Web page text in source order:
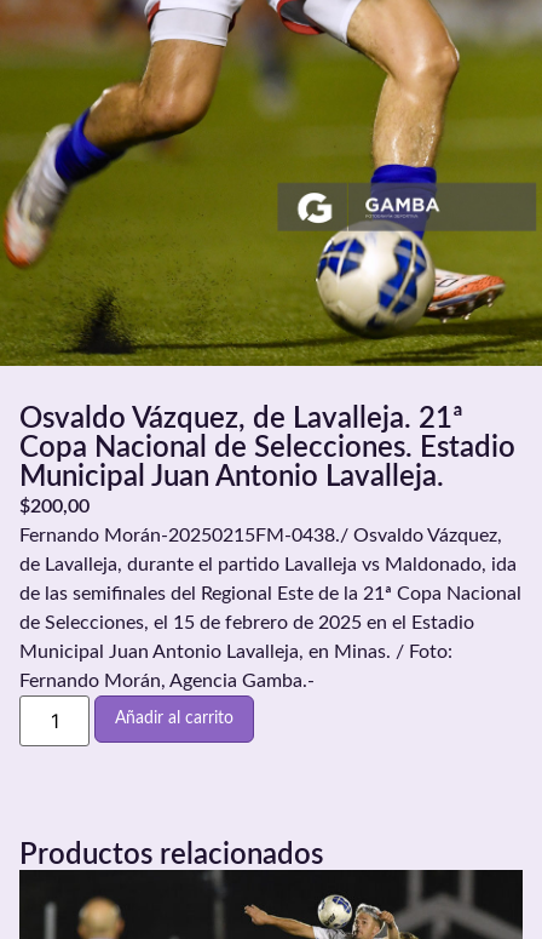
Osvaldo Vázquez, de Lavalleja. 21ª
Copa Nacional de Selecciones. Estadio
Municipal Juan Antonio Lavalleja.
$200,00
Fernando Morán-20250215FM-0438./ Osvaldo Vázquez,
de Lavalleja, durante el partido Lavalleja vs Maldonado, ida
de las semifinales del Regional Este de la 21ª Copa Nacional
de Selecciones, el 15 de febrero de 2025 en el Estadio
Municipal Juan Antonio Lavalleja, en Minas. / Foto:
Fernando Morán, Agencia Gamba.-
Añadir al carrito
Productos relacionados